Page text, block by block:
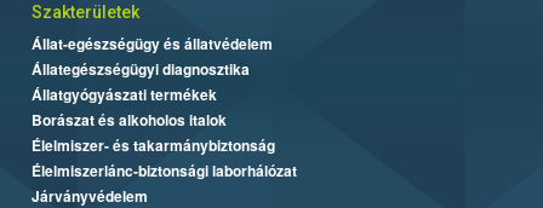
Szakterületek
Állat-egészségügy és állatvédelem
Állategészségügyi diagnosztika
Állatgyógyászati termékek
Borászat és alkoholos italok
Élelmiszer- és takarmánybiztonság
Élelmiszerlánc-biztonsági laborhálózat
Járványvédelem